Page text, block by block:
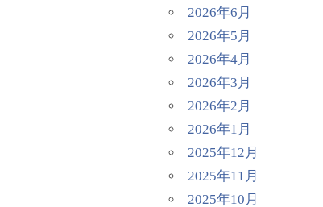
2026年6月
2026年5月
2026年4月
2026年3月
2026年2月
2026年1月
2025年12月
2025年11月
2025年10月